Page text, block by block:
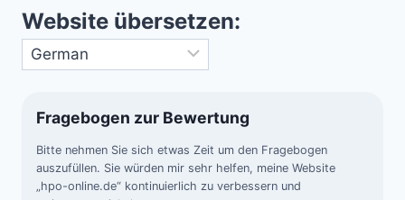
Website übersetzen:
Fragebogen zur Bewertung
Bitte nehmen Sie sich etwas Zeit um den Fragebogen
auszufüllen. Sie würden mir sehr helfen, meine Website
„hpo-online.de“ kontinuierlich zu verbessern und